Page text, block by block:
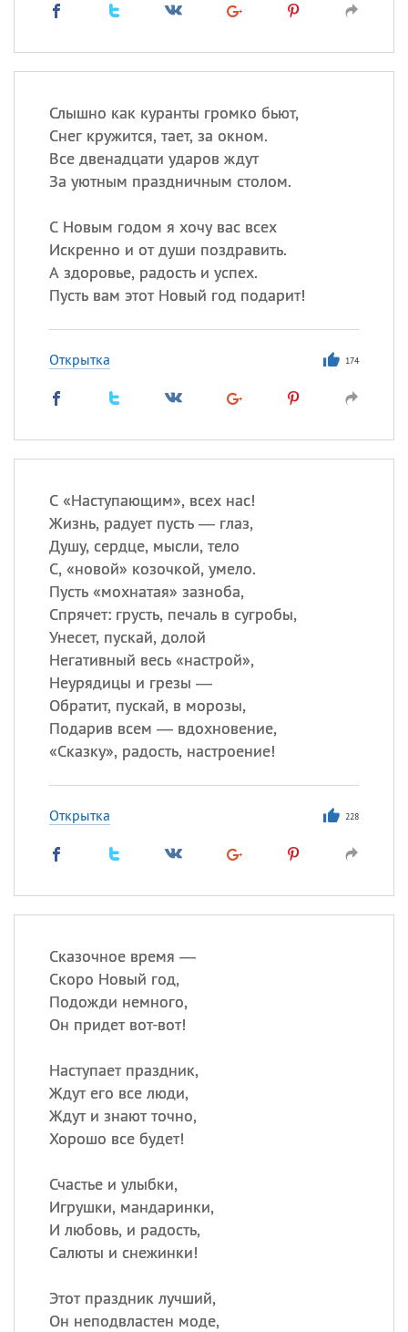
Слышно как куранты громко бьют,
Снег кружится, тает, за окном.
Все двенадцати ударов ждут
За уютным праздничным столом.
С Новым годом я хочу вас всех
Искренно и от души поздравить.
А здоровье, радость и успех.
Пусть вам этот Новый год подарит!
Открытка 174
С «Наступающим», всех нас!
Жизнь, радует пусть — глаз,
Душу, сердце, мысли, тело
С, «новой» козочкой, умело.
Пусть «мохнатая» зазноба,
Спрячет: грусть, печаль в сугробы,
Унесет, пускай, долой
Негативный весь «настрой»,
Неурядицы и грезы —
Обратит, пускай, в морозы,
Подарив всем — вдохновение,
«Сказку», радость, настроение!
Открытка 228
Сказочное время —
Скоро Новый год,
Подожди немного,
Он придет вот-вот!
Наступает праздник,
Ждут его все люди,
Ждут и знают точно,
Хорошо все будет!
Счастье и улыбки,
Игрушки, мандаринки,
И любовь, и радость,
Салюты и снежинки!
Этот праздник лучший,
Он неподвластен моде,